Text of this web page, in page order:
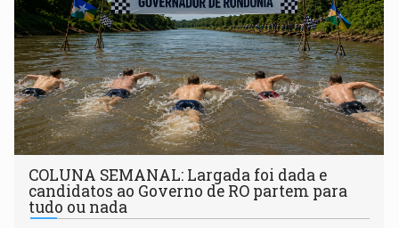
COLUNA SEMANAL: Largada foi dada e
candidatos ao Governo de RO partem para
tudo ou nada